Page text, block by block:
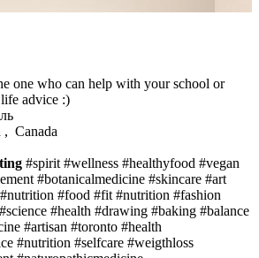
one who can help with your school or
advice :)
, Canada
#spirit #wellness #healthyfood #vegan
#botanicalmedicine #skincare #art
#nutrition #food #fit #nutrition #fashion
#science #health #drawing #baking #balance
#artisan #toronto #health
#nutrition #selfcare #weigthloss